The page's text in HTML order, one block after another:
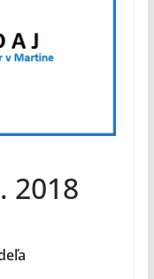
2018